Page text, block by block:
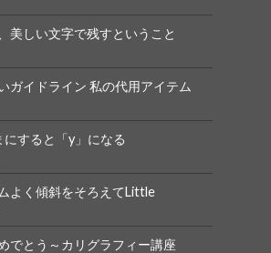
美しい文字で残すということ
ガイドライン 私の代用アイテム
にすると「y」になる
よく傾斜をそろえてLittle
でとう～カリグラフィー講座